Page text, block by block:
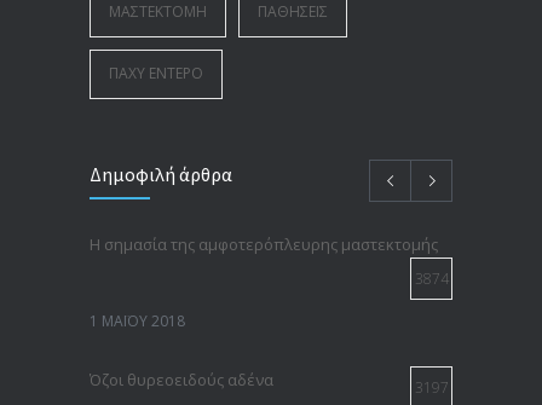
ΜΑΣΤΕΚΤΟΜΉ ΠΑΘΉΣΕΙΣ
ΠΑΧΎ ΈΝΤΕΡΟ
Δημοφιλή άρθρα
Η σημασία της αμφοτερόπλευρης μαστεκτομής
3874
1 ΜΑΪ́ΟΥ 2018
Όζοι θυρεοειδούς αδένα 3197